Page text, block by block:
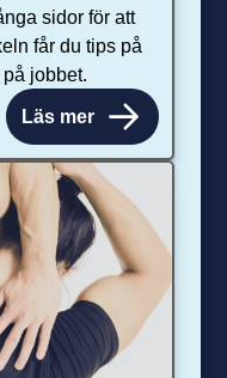
sidor för att
får du tips på
jobbet.
Läs mer